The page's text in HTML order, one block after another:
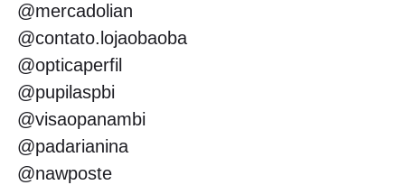
@mercadolian
@contato.lojaobaoba
@opticaperfil
@pupilaspbi
@visaopanambi
@padarianina
@nawposte